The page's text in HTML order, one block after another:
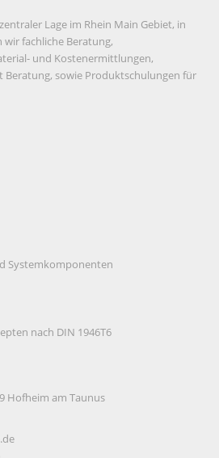
Lage im Rhein Main Gebiet, in
fachliche Beratung,
und Kostenermittlungen,
Beratung, sowie Produktschulungen für
Systemkomponenten
nach DIN 1946T6
Hofheim am Taunus